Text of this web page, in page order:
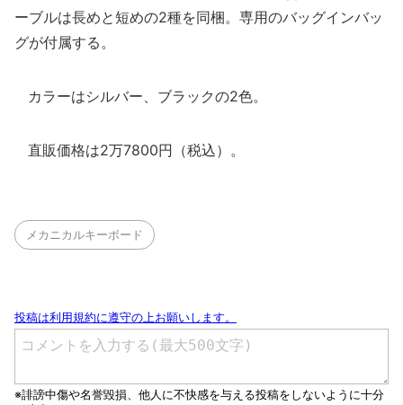
ーブルは長めと短めの2種を同梱。専用のバッグインバッ
グが付属する。
カラーはシルバー、ブラックの2色。
直販価格は2万7800円（税込）。
メカニカルキーボード